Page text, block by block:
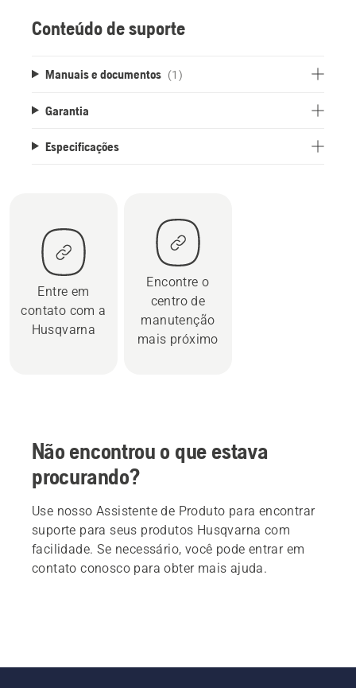
Conteúdo de suporte
Manuais e documentos (1)
Garantia
Especificações
Entre em
contato com a
Husqvarna
Encontre o
centro de
manutenção
mais próximo
Não encontrou o que estava
procurando?
Use nosso Assistente de Produto para encontrar
suporte para seus produtos Husqvarna com
facilidade. Se necessário, você pode entrar em
contato conosco para obter mais ajuda.